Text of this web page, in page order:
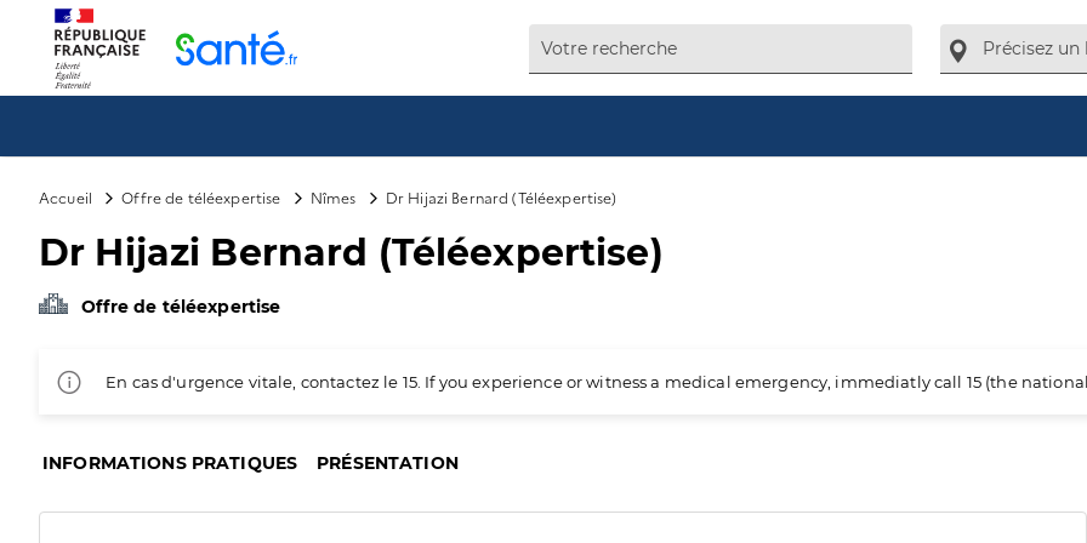
Accueil Offre de téléexpertise Nîmes Dr Hijazi Bernard (Téléexpertise)
Dr Hijazi Bernard (Téléexpertise)
Offre de téléexpertise
En cas d'urgence vitale, contactez le 15. If you experience or witness a medical emergency, immediatly call 15 (the
INFORMATIONS PRATIQUES PRÉSENTATION
Panneau de gestion des cookies